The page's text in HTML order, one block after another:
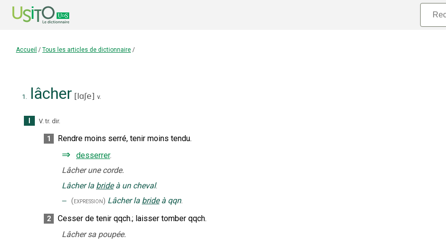
Accueil / Tous les articles de dictionnaire /
1. lâcher [lɑʃe] v.
V. tr. dir.
1 Rendre moins serré, tenir moins tendu.
⇒ desserrer.
Lâcher une corde.
Lâcher la bride à un cheval.
‒ (expression) Lâcher la bride à qqn.
2 Cesser de tenir qqch.; laisser tomber qqch.
Lâcher sa poupée.